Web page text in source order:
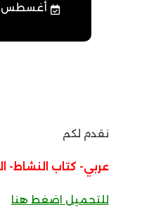
أغسطس 8, 2023
نقدم لكم
عربي- كتاب النشاط-
للتحميل اضغط هنا